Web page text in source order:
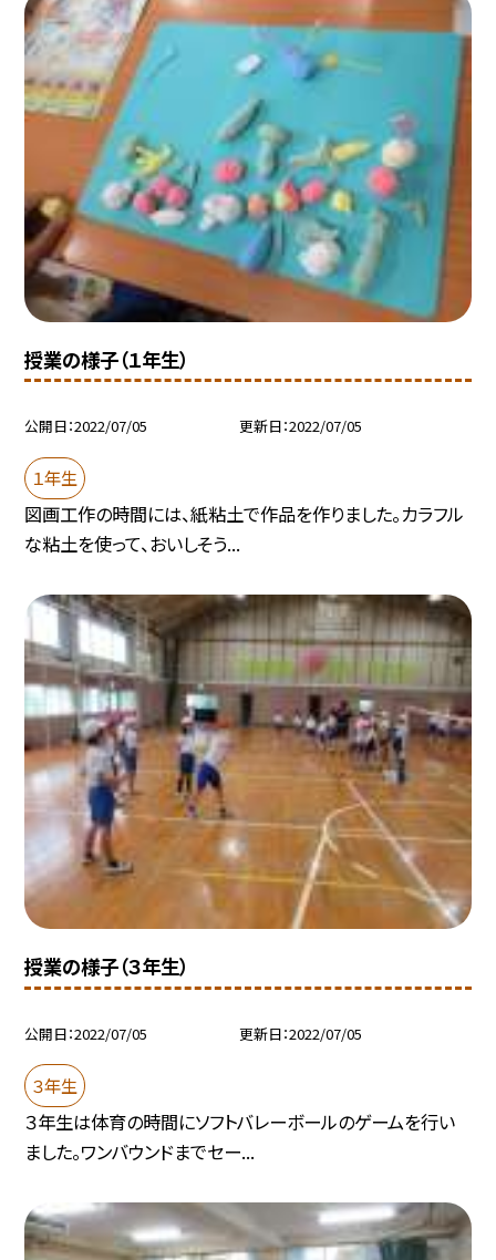
授業の様子（１年生）
公開日 2022/07/05 更新日 2022/07/05
１年生
図画工作の時間には、紙粘土で作品を作りました。カラフル
な粘土を使って、おいしそう...
授業の様子（３年生）
公開日 2022/07/05 更新日 2022/07/05
３年生
３年生は体育の時間にソフトバレーボールのゲームを行い
ました。ワンバウンドまでセー...